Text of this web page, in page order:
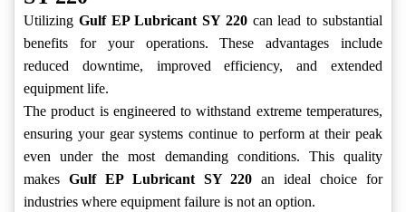
Utilizing Gulf EP Lubricant SY 220can lead to substantial
benefits for your operations. These advantages include
reduced downtime, improved efficiency, and extended
equipment life.
The product is engineered to withstand extreme temperatures,
ensuring your gear systems continue to perform at their peak
even under the most demanding conditions. This quality
makes Gulf EP Lubricant SY 220 an ideal choice for
industries where equipment failure is not an option.